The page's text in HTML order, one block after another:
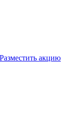
Разместить акцию